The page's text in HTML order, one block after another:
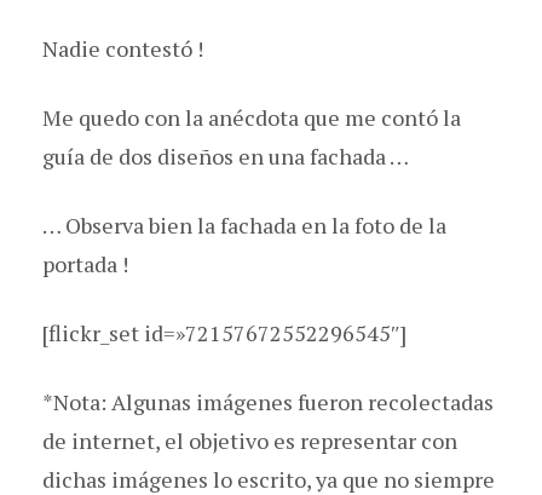
Nadie contestó !
Me quedo con la anécdota que me contó la
guía de dos diseños en una fachada …
… Observa bien la fachada en la foto de la
portada !
[flickr_set id=»72157672552296545″]
*Nota: Algunas imágenes fueron recolectadas
de internet, el objetivo es representar con
dichas imágenes lo escrito, ya que no siempre